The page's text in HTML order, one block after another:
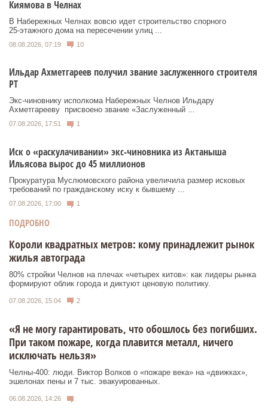
Киямова в Челнах
В Набережных Челнах вовсю идет строительство спорного
25‑этажного дома на пересечении улиц ...
08.08.2026, 07:19 10
Ильдар Ахметгареев получил звание заслуженного строителя
РТ
Экс‑чиновнику исполкома Набережных Челнов Ильдару
Ахметгарееву присвоено звание «Заслуженный ...
07.08.2026, 17:51 1
Иск о «раскулачивании» экс-чиновника из Актаныша
Ильясова вырос до 45 миллионов
Прокуратура Муслюмовского района увеличила размер исковых
требований по гражданскому иску к бывшему ...
07.08.2026, 17:00 1
ПОДРОБНО
Короли квадратных метров: кому принадлежит рынок
жилья автограда
80% стройки Челнов на плечах «четырех китов»: как лидеры рынка
формируют облик города и диктуют ценовую политику.
07.08.2026, 15:04 2
«Я не могу гарантировать, что обошлось без погибших.
При таком пожаре, когда плавится металл, ничего
исключать нельзя»
Челны-400: люди. Виктор Волков о «пожаре века» на «движках»,
эшелонах пены и 7 тыс. эвакуированных.
06.08.2026, 14:26